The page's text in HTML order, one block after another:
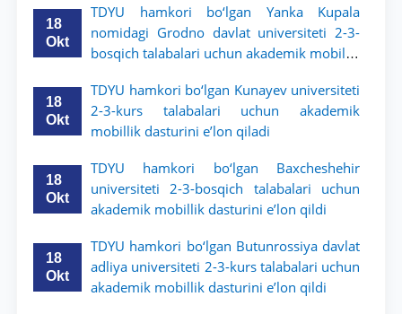
18
Okt
TDYU hamkori bo‘lgan Yanka Kupala
nomidagi Grodno davlat universiteti 2-3-
bosqich talabalari uchun akademik mobillik
18
Okt
TDYU hamkori bo‘lgan Kunayev universiteti
2-3-kurs talabalari uchun akademik
mobillik dasturini e’lon qiladi
18
Okt
TDYU hamkori bo‘lgan Baxcheshehir
universiteti 2-3-bosqich talabalari uchun
akademik mobillik dasturini e’lon qildi
18
Okt
TDYU hamkori bo‘lgan Butunrossiya davlat
adliya universiteti 2-3-kurs talabalari uchun
akademik mobillik dasturini e’lon qildi